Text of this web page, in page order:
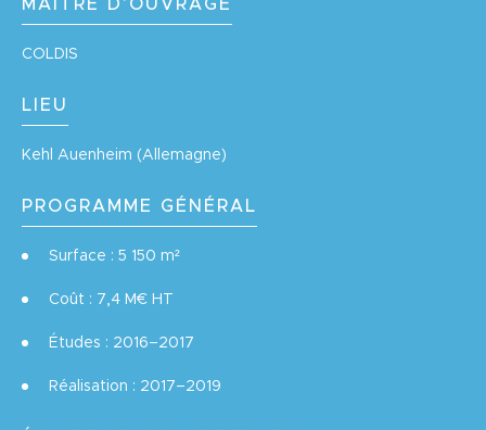
MAITRE D'OUVRAGE
COLDIS
LIEU
Kehl Auenheim (Allemagne)
PROGRAMME GÉNÉRAL
Surface : 5 150 m²
Coût : 7,4 M€ HT
Études : 2016–2017
Réalisation : 2017–2019